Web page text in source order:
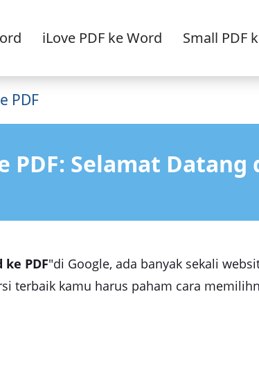
iLove PDF ke Word Small PDF
PDF
PDF: Selamat Datang
ke PDF"di Google, ada banyak sekali
terbaik kamu harus paham cara